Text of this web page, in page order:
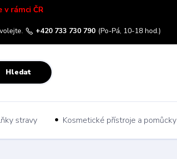
v rámci ČR
Hledat
+420 733 730 790 (Po-Pá, 10-18 hod.)
stravy Kosmetické přístroje a pomůcky